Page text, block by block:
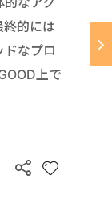
終的には
ドなプロ
上で